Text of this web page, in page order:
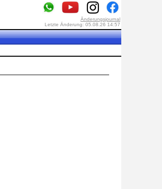
Änderungsjournal
Letzte Änderung: 05.08.26 14:57